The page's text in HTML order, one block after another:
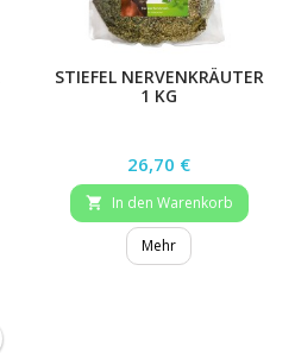
STIEFEL NERVENKRÄUTER
1 KG
Preis
26,70 €
 In den Warenkorb
Mehr